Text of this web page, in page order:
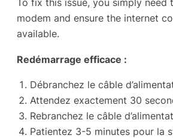
To fix this issue, you simply need
modem and ensure the internet
available.
Redémarrage efficace :
Débranchez le câble
Attendez exactement 30
Rebranchez le câble
Patientez 3-5 minutes pour la